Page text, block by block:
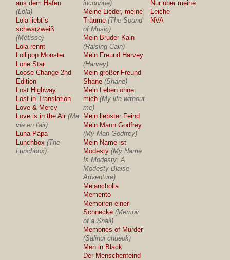
aus dem Hafen
(Lola)
Lola liebt´s
schwarzweiß
(Métisse)
Lola rennt
Lollipop Monster
Lone Star
Loose Change 2nd
Edition
Lost Highway
Lost in Translation
Love & Mercy
Love is in the Air (Ma
vie en l'air)
Luna Papa
Lunchbox (The
Lunchbox)
inconnue)
Meine Lieder, meine
Träume (The Sound
of Music)
Mein Bruder Kain
(Raising Cain)
Mein Freund Harvey
(Harvey)
Mein großer Freund
Shane (Shane)
Mein Leben ohne
mich (My life without
me)
Mein liebster Feind
Mein Mann Godfrey
(My Man Godfrey)
Mein Name ist
Modesty (My Name
Is Modesty: A
Modesty Blaise
Adventure)
Melancholia
Memento
Memoiren einer
Schnecke (Memoir
of a Snail)
Memories of Murder
(Salinui chueok)
Men in Black
Der Menschenfeind
Nur über meine
Leiche
NVA